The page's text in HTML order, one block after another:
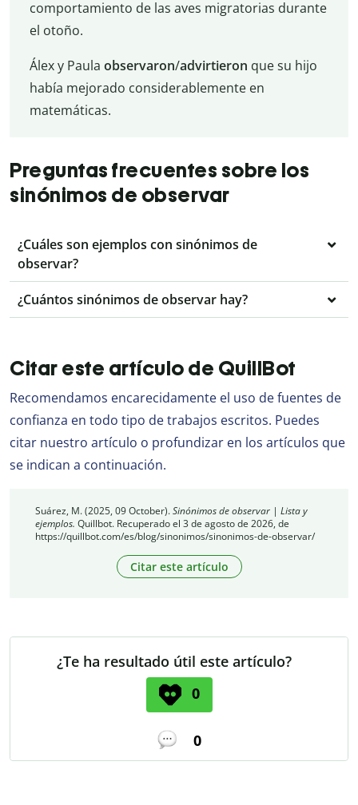
comportamiento de las aves migratorias durante
el otoño.
Álex y Paula observaron/advirtieron que su hijo
había mejorado considerablemente en
matemáticas.
Preguntas frecuentes sobre los
sinónimos de observar
¿Cuáles son ejemplos con sinónimos de
observar?
¿Cuántos sinónimos de observar hay?
Citar este artículo de QuillBot
Recomendamos encarecidamente el uso de fuentes de
confianza en todo tipo de trabajos escritos. Puedes
citar nuestro artículo o profundizar en los artículos que
se indican a continuación.
Suárez, M. (2025, 09 October).Sinónimos de observar | Lista y
ejemplos. Quillbot. Recuperado el 3 de agosto de 2026, de
https://quillbot.com/es/blog/sinonimos/sinonimos-de-observar/
Citar este artículo
¿Te ha resultado útil este artículo?
0
0